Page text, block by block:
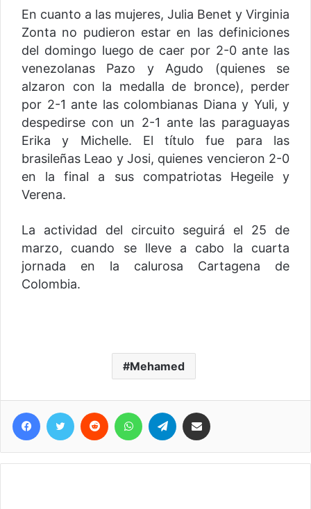
En cuanto a las mujeres, Julia Benet y Virginia
Zonta no pudieron estar en las definiciones
del domingo luego de caer por 2-0 ante las
venezolanas Pazo y Agudo (quienes se
alzaron con la medalla de bronce), perder
por 2-1 ante las colombianas Diana y Yuli, y
despedirse con un 2-1 ante las paraguayas
Erika y Michelle. El título fue para las
brasileñas Leao y Josi, quienes vencieron 2-0
en la final a sus compatriotas Hegeile y
Verena.
La actividad del circuito seguirá el 25 de
marzo, cuando se lleve a cabo la cuarta
jornada en la calurosa Cartagena de
Colombia.
Mehamed
Telegram